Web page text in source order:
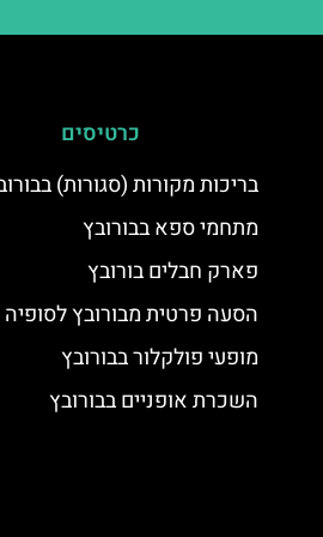
כרטיסים
בריכות מקורות (סגורות)
מתחמי ספא בבורובץ
פארק חבלים בורובץ
הסעה פרטית מבורובץ לסופיה
מופעי פולקלור בבורובץ
השכרת אופניים בבורובץ